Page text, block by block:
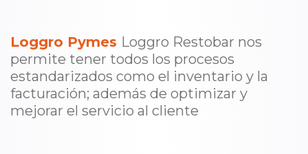
Loggro Pymes Loggro Restobar nos
permite tener todos los procesos
estandarizados como el inventario y la
facturación; además de optimizar y
mejorar el servicio al cliente